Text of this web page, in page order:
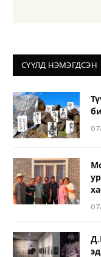
СҮҮЛД НЭМЭГДСЭН